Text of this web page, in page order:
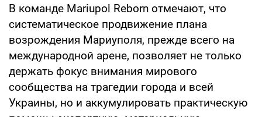
В команде Mariupol Reborn отмечают, что
систематическое продвижение плана
возрождения Мариуполя, прежде всего на
международной арене, позволяет не только
держать фокус внимания мирового
сообщества на трагедии города и всей
Украины, но и аккумулировать практическую